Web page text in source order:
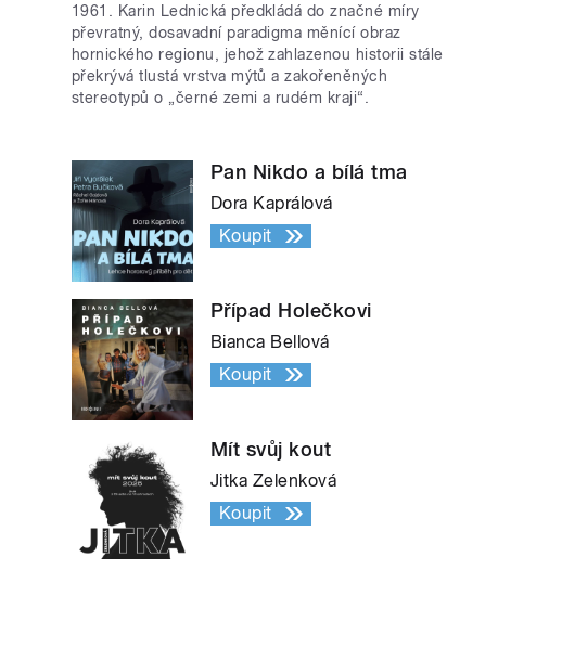
1961. Karin Lednická předkládá do značné míry
převratný, dosavadní paradigma měnící obraz
hornického regionu, jehož zahlazenou historii stále
překrývá tlustá vrstva mýtů a zakořeněných
stereotypů o „černé zemi a rudém kraji“.
Pan Nikdo a bílá tma
Dora Kaprálová
Koupit
Případ Holečkovi
Bianca Bellová
Koupit
Mít svůj kout
Jitka Zelenková
Koupit